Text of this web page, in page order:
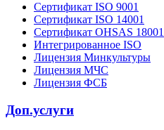
Сертификат ISO 9001
Сертификат ISO 14001
Сертификат OHSAS 18001
Интегрированное ISO
Лицензия Минкультуры
Лицензия МЧС
Лицензия ФСБ
Доп.услуги